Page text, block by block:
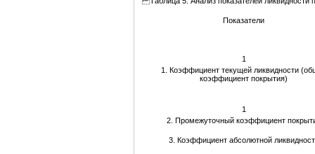
Показатели
1
1. Коэффициент текущей ликвидности
коэффициент покрытия)
1
2. Промежуточный коэффициент
3. Коэффициент абсолютной